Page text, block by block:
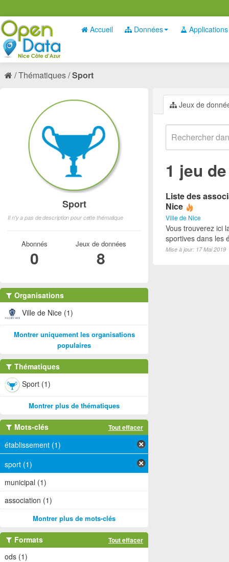
Accueil Données Applications
Thématiques Sport
Jeux de
1 jeu
Liste des
Nice
Ville de Nice
Vous trouverez ici
sportives dans les
Mise à jour: 17 Mai 2019
Sport
Il n'y a pas de description pour cette thématique
Abonnés
0
Jeux de données
8
Organisations
Ville de Nice (1)
Montrer uniquement les organisations
populaires
Thématiques
Sport (1)
Montrer plus de thématiques
Mots-clés Tout effacer
établissement (1)
sport (1)
municipal (1)
association (1)
Montrer plus de mots-clés
Formats Tout effacer
ods (1)